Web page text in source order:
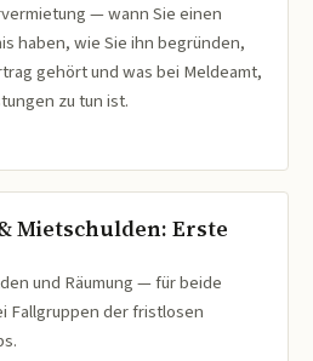
— wann Sie einen
haben, wie Sie ihn begründen,
gehört und was bei Meldeamt,
zu tun ist.
Mietschulden: Erste
und Räumung — für beide
Fallgruppen der fristlosen